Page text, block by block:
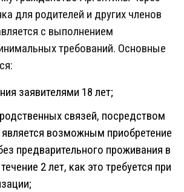
для родителей и других членов
с выполнением
требований. Основные
заявителями 18 лет;
связей, посредством
возможным приобретение
предварительного проживания в
2 лет, как это требуется при